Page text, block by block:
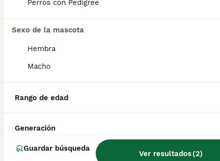
Perros con Pedigree
Sexo de la mascota
Hembra
Macho
Rango de edad
Generación
Guardar búsqueda
Ver resultados(2)
Preguntas frecuentes
¿Cuánto cuesta un cachorro
El coste medio de un cachorro de American
Bully en España es de aproximadamente
según factores como el pedigrí, la
reputación del criador y la ubicación.